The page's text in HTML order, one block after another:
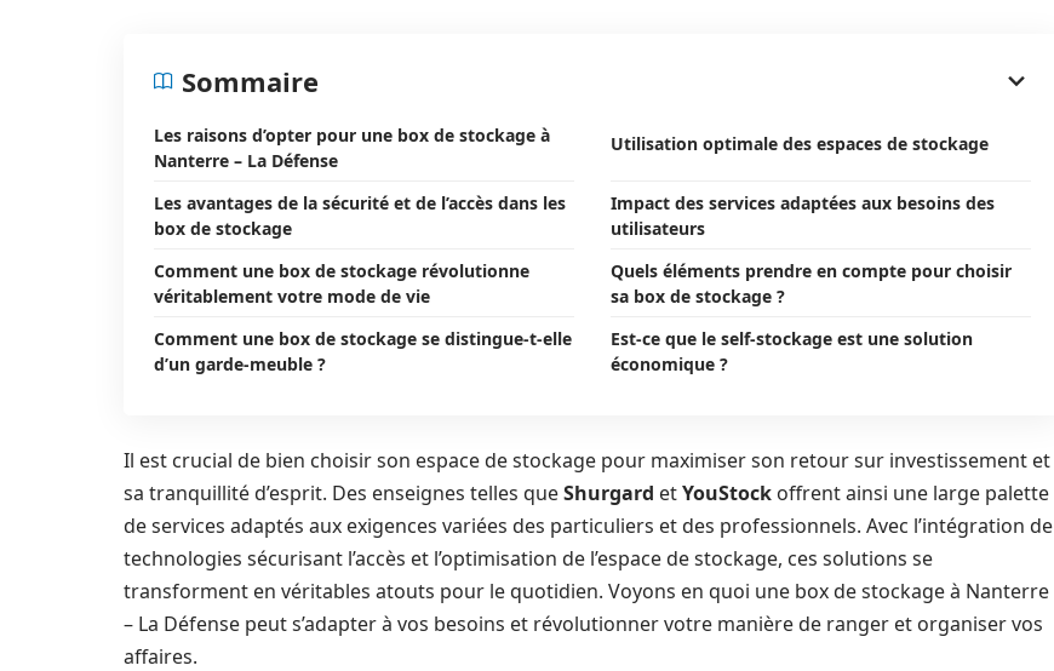
Sommaire
Les raisons d’opter pour une box de stockage à
Nanterre – La Défense
Utilisation optimale des espaces de stockage
Les avantages de la sécurité et de l’accès dans les
box de stockage
Impact des services adaptées aux besoins des
utilisateurs
Comment une box de stockage révolutionne
véritablement votre mode de vie
Quels éléments prendre en compte pour choisir
sa box de stockage ?
Comment une box de stockage se distingue-t-elle
d’un garde-meuble ?
Est-ce que le self-stockage est une solution
économique ?
Il est crucial de bien choisir son espace de stockage pour maximiser son retour sur investissement et
sa tranquillité d’esprit. Des enseignes telles queShurgard etYouStock offrent ainsi une large palette
de services adaptés aux exigences variées des particuliers et des professionnels. Avec l’intégration de
technologies sécurisant l’accès et l’optimisation de l’espace de stockage, ces solutions se
transforment en véritables atouts pour le quotidien. Voyons en quoi une box de stockage à Nanterre
– La Défense peut s’adapter à vos besoins et révolutionner votre manière de ranger et organiser vos
affaires.